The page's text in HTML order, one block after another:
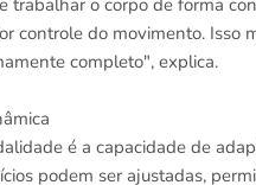
o corpo de forma
controle do movimento.
completo", explica.
é a capacidade de
podem ser ajustadas,